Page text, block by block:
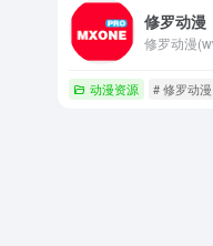
修罗动漫
动漫资源 # 修罗动漫